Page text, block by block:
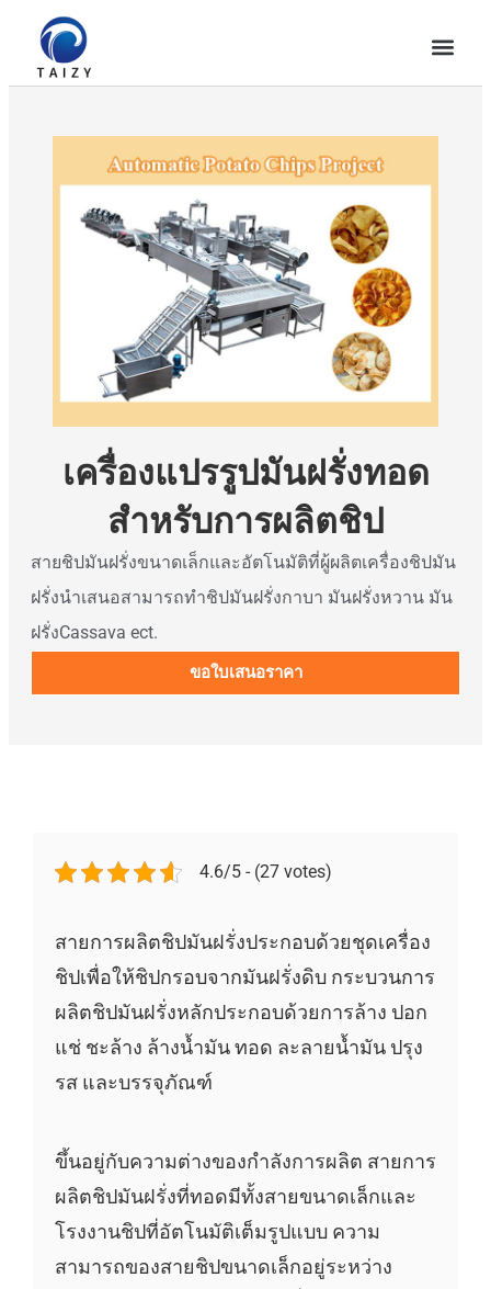
เครื่องแปรรูปมันฝรั่งทอด
สำหรับการผลิตชิป
สายชิปมันฝรั่งขนาดเล็กและอัตโนมัติที่ผู้ผลิตเครื่องชิปมัน
ฝรั่งนำเสนอสามารถทำชิปมันฝรั่งกาบา มันฝรั่งหวาน มัน
ฝรั่งCassava ect.
ขอใบเสนอราคา
4.6/5 - (27 votes)
สายการผลิตชิปมันฝรั่งประกอบด้วยชุดเครื่อง
ชิปเพื่อให้ชิปกรอบจากมันฝรั่งดิบ กระบวนการ
ผลิตชิปมันฝรั่งหลักประกอบด้วยการล้าง ปอก
แช่ ชะล้าง ล้างน้ำมัน ทอด ละลายน้ำมัน ปรุง
รส และบรรจุภัณฑ์
ขึ้นอยู่กับความต่างของกำลังการผลิต สายการ
ผลิตชิปมันฝรั่งที่ทอดมีทั้งสายขนาดเล็กและ
โรงงานชิปที่อัตโนมัติเต็มรูปแบบ ความ
สามารถของสายชิปขนาดเล็กอยู่ระหว่าง